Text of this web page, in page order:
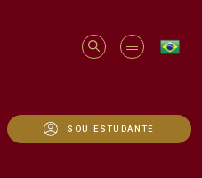
SOU ESTUDANTE